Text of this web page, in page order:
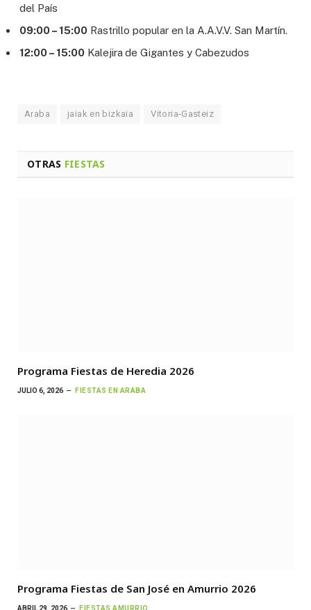
del País
09:00 – 15:00 Rastrillo popular en la A.A.V.V. San Martín.
12:00 – 15:00 Kalejira de Gigantes y Cabezudos
Araba jaiak en bizkaia Vitoria-Gasteiz
OTRAS FIESTAS
Programa Fiestas de Heredia 2026
JULIO 6, 2026 FIESTAS EN ARABA
Programa Fiestas de San José en Amurrio 2026